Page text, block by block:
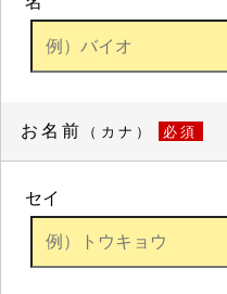
お名前 （カナ） 必須
セイ